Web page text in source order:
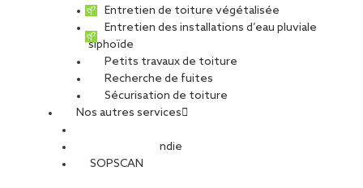
Entretien de toiture végétalisée
Entretien des installations d’eau pluviale
siphoïde
Petits travaux de toiture
Recherche de fuites
Sécurisation de toiture
Nos autres services
Sécurité Incendie
SOPSCAN